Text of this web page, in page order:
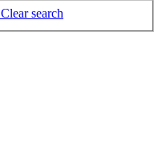
Clear search